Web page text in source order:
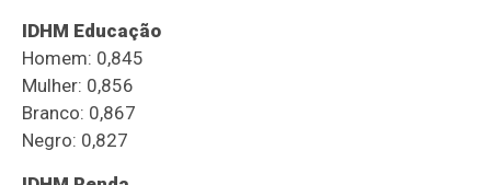
IDHM Educação
Homem: 0,845
Mulher: 0,856
Branco: 0,867
Negro: 0,827